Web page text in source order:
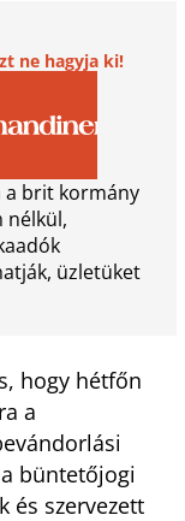
ne hagyja ki!
brit kormány
nélkül,
üzletüket
hogy hétfőn
a
büntetőjogi
és szervezett